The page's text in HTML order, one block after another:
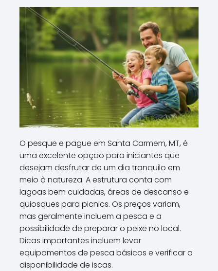
O pesque e pague em Santa Carmem, MT, é
uma excelente opção para iniciantes que
desejam desfrutar de um dia tranquilo em
meio à natureza. A estrutura conta com
lagoas bem cuidadas, áreas de descanso e
quiosques para picnics. Os preços variam,
mas geralmente incluem a pesca e a
possibilidade de preparar o peixe no local.
Dicas importantes incluem levar
equipamentos de pesca básicos e verificar a
disponibilidade de iscas.